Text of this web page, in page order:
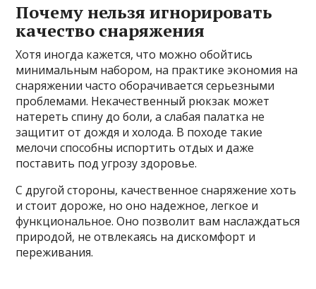
Почему нельзя игнорировать
качество снаряжения
Хотя иногда кажется, что можно обойтись
минимальным набором, на практике экономия на
снаряжении часто оборачивается серьезными
проблемами. Некачественный рюкзак может
натереть спину до боли, а слабая палатка не
защитит от дождя и холода. В походе такие
мелочи способны испортить отдых и даже
поставить под угрозу здоровье.
С другой стороны, качественное снаряжение хоть
и стоит дороже, но оно надежное, легкое и
функциональное. Оно позволит вам наслаждаться
природой, не отвлекаясь на дискомфорт и
переживания.